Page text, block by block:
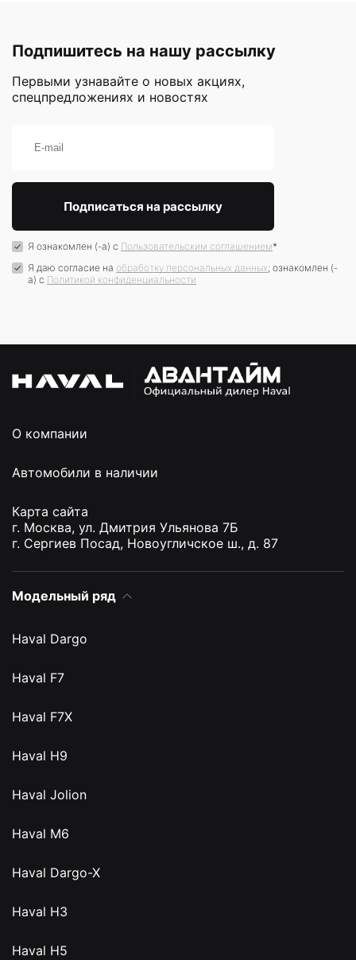
Подпишитесь на нашу рассылку
Первыми узнавайте о новых акциях,
спецпредложениях и новостях
Я ознакомлен (-а) с Пользовательским соглашением*
Я даю согласие на обработку персональных данных; ознакомлен (-
а) c Политикой конфиденциальности
О компании
Автомобили в наличии
Карта сайта
г. Москва, ул. Дмитрия Ульянова 7Б
г. Сергиев Посад, Новоугличское ш., д. 87
Модельный ряд
Haval Dargo
Haval F7
Haval F7X
Haval H9
Haval Jolion
Haval M6
Haval Dargo-X
Haval H3
Haval H5